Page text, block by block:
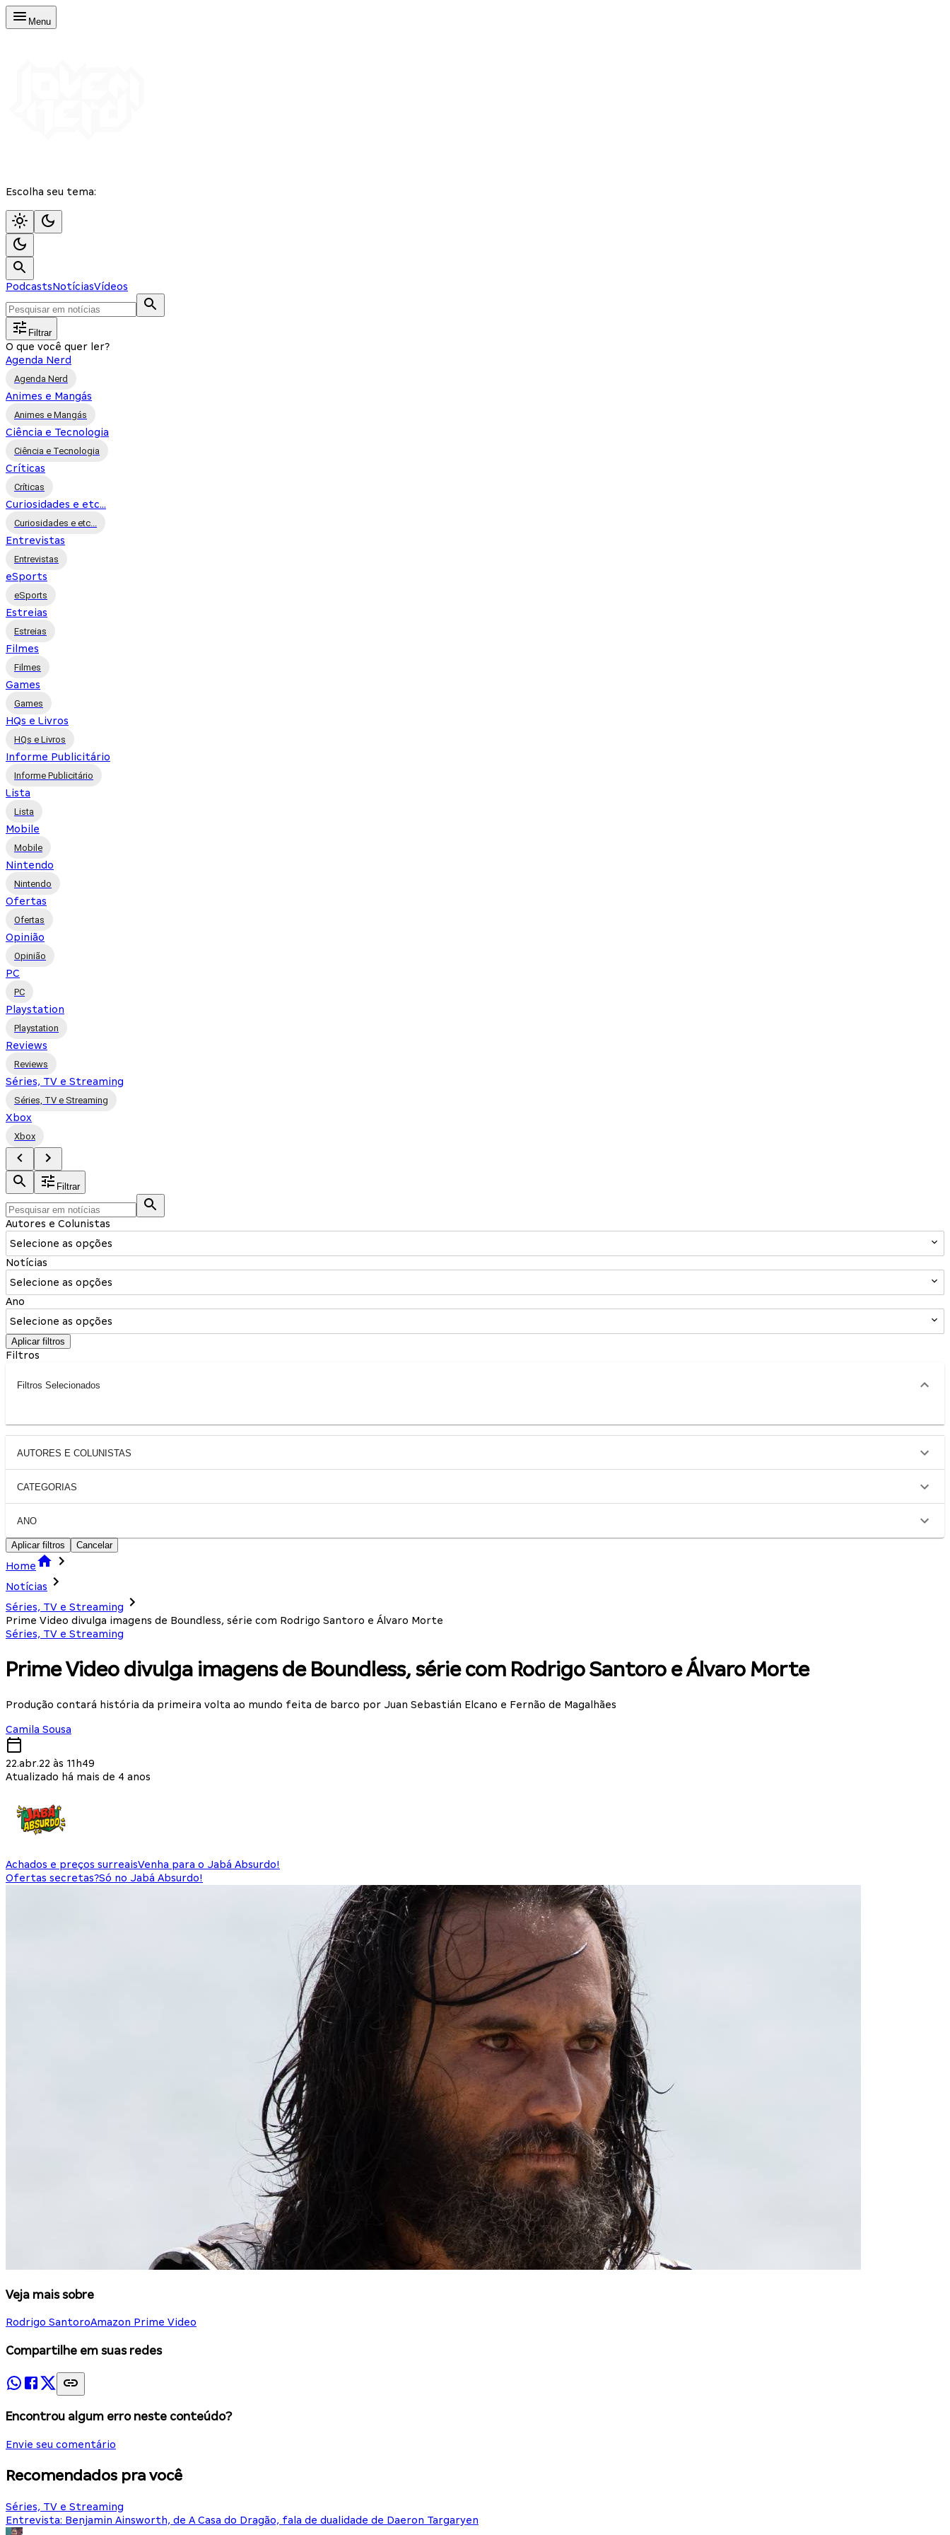
Menu
Escolha seu tema:
PodcastsNotíciasVídeos
Filtrar
O que você quer ler?
Agenda Nerd
Agenda Nerd
Animes e Mangás
Animes e Mangás
Ciência e Tecnologia
Ciência e Tecnologia
Críticas
Críticas
Curiosidades e etc...
Curiosidades e etc...
Entrevistas
Entrevistas
eSports
eSports
Estreias
Estreias
Filmes
Filmes
Games
Games
HQs e Livros
HQs e Livros
Informe Publicitário
Informe Publicitário
Lista
Lista
Mobile
Mobile
Nintendo
Nintendo
Ofertas
Ofertas
Opinião
Opinião
PC
PC
Playstation
Playstation
Reviews
Reviews
Séries, TV e Streaming
Séries, TV e Streaming
Xbox
Xbox
Filtrar
Autores e Colunistas
Selecione as opções
Notícias
Selecione as opções
Ano
Selecione as opções
Aplicar filtros
Filtros
Filtros Selecionados
AUTORES E COLUNISTAS
CATEGORIAS
ANO
Aplicar filtros Cancelar
Home
Notícias
Séries, TV e Streaming
Prime Video divulga imagens de Boundless, série com Rodrigo Santoro e Álvaro Morte
Séries, TV e Streaming
Prime Video divulga imagens de Boundless, série com Rodrigo Santoro e Álvaro Morte
Produção contará história da primeira volta ao mundo feita de barco por Juan Sebastián Elcano e Fernão de Magalhães
Camila Sousa
22.abr.22 às 11h49
Atualizado há mais de 4 anos
Achados e preços surreaisVenha para o Jabá Absurdo!
Ofertas secretas?Só no Jabá Absurdo!
Veja mais sobre
Rodrigo SantoroAmazon Prime Video
Compartilhe em suas redes
Encontrou algum erro neste conteúdo?
Envie seu comentário
Recomendados pra você
Séries, TV e Streaming
Entrevista: Benjamin Ainsworth, de A Casa do Dragão, fala de dualidade de Daeron Targaryen